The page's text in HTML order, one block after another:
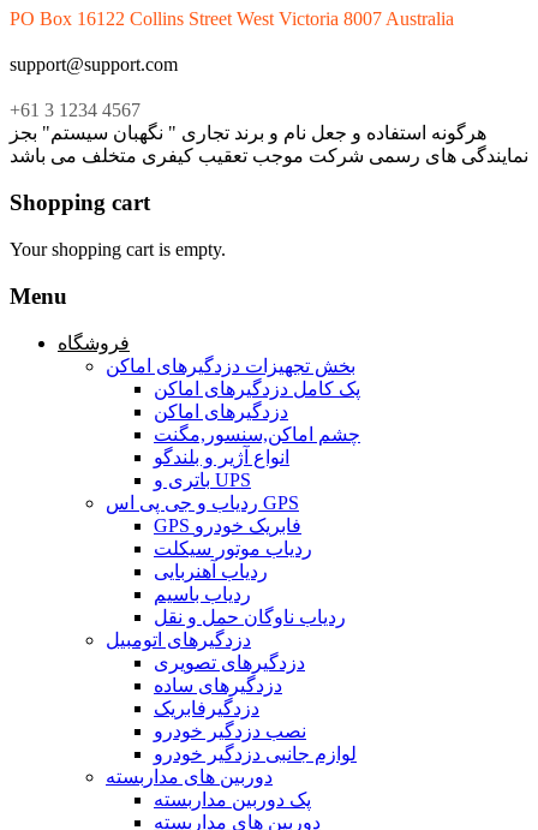
PO Box 16122 Collins Street West Victoria 8007 Australia
support@support.com
+61 3 1234 4567
هرگونه استفاده و جعل نام و برند تجاری " نگهبان سیستم" بجز
نمایندگی های رسمی شرکت موجب تعقیب کیفری متخلف می باشد
Shopping cart
Your shopping cart is empty.
Menu
فروشگاه
بخش تجهیزات دزدگیرهای اماکن
پک کامل دزدگیرهای اماکن
دزدگیرهای اماکن
چشم اماکن,سنسور,مگنت
انواع آژیر و بلندگو
باتری و UPS
ردیاب و جی پی اس GPS
GPS فابریک خودرو
ردیاب موتور سیکلت
ردیاب آهنربایی
ردیاب باسیم
ردیاب ناوگان حمل و نقل
دزدگیرهای اتومبیل
دزدگیرهای تصویری
دزدگیرهای ساده
دزدگیرفابریک
نصب دزدگیر خودرو
لوازم جانبی دزدگیر خودرو
دوربین های مداربسته
پک دوربین مداربسته
دوربین های مداربسته